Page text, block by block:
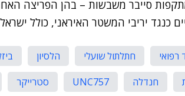
סייבר משבשות – בהן הפריצה
כנגד יריבי המשטר האיראני, כולל
רפואי חתלתול שועלי הלסיון
חנדלה UNC757 סטרייקר